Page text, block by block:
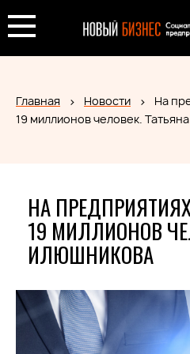
Главная Новости
На
19 миллионов человек.
НА
19 МИЛЛИОНОВ
ИЛЮШНИКОВА